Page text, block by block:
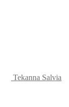
Tekanna Salvia